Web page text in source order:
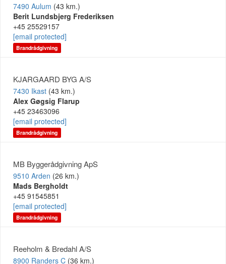
7490 Aulum (43 km.)
Berit Lundsbjerg Frederiksen
+45 25529157
[email protected]
Brandrådgivning
KJARGAARD BYG A/S
7430 Ikast (43 km.)
Alex Gøgsig Flarup
+45 23463096
[email protected]
Brandrådgivning
MB Byggerådgivning ApS
9510 Arden (26 km.)
Mads Bergholdt
+45 91545851
[email protected]
Brandrådgivning
Reeholm & Bredahl A/S
8900 Randers C (36 km.)